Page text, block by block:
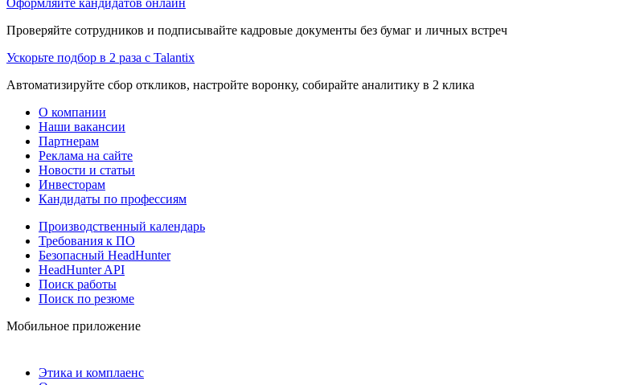
Проверяйте сотрудников и подписывайте кадровые документы без бумаг и личных встреч
Ускорьте подбор в 2 раза с Talantix
Автоматизируйте сбор откликов, настройте воронку, собирайте аналитику в 2 клика
О компании
Наши вакансии
Партнерам
Реклама на сайте
Новости и статьи
Инвесторам
Кандидаты по профессиям
Производственный календарь
Требования к ПО
Безопасный HeadHunter
HeadHunter API
Поиск работы
Поиск по резюме
Мобильное приложение
Этика и комплаенс